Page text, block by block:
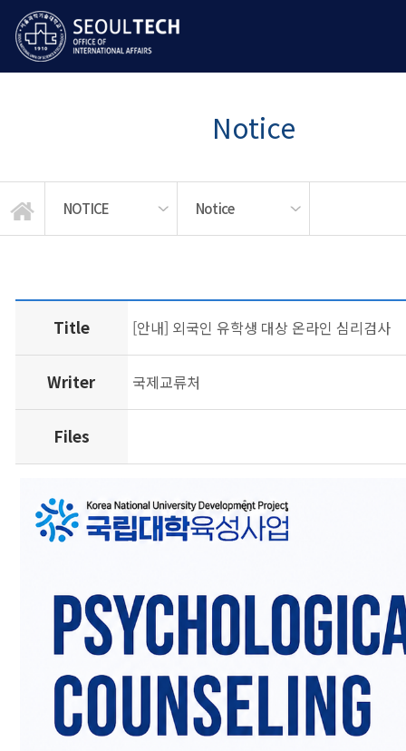
Notice
NOTICE Notice
ABOUT US
APPLY
GLOBAL MOBILITY
STUDENT SERVICES
LANGUAGE EDUCATION
NOTICE
Notice
News & Events
Title [안내] 외국인 유학생 대상 온라인 심리검사
Writer 국제교류처
Files